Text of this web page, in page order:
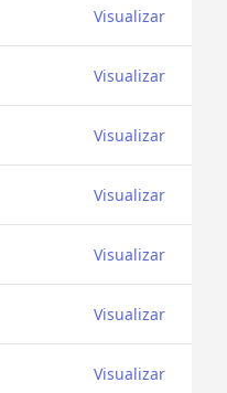
Visualizar
Visualizar
Visualizar
Visualizar
Visualizar
Visualizar
Visualizar